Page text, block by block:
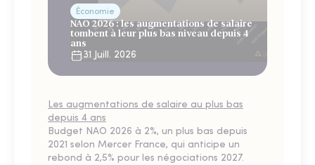
Économie
NAO 2026 : les augmentations de salaire
tombent à leur plus bas niveau depuis 4
ans
31 Juill. 2026
Les augmentations de salaire au plus bas
depuis 4 ans
Budget NAO 2026 à 2%, un plus bas depuis
2021 selon Mercer France, qui anticipe un
rebond à 2,5% pour les négociations 2027.